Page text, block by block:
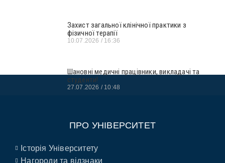
Захист загальної клінічної практики з
фізичної терапії
10.07.2026 16:36
Шановні медичні працівники, викладачі та
студенти!
27.07.2026 10:48
ПРО УНІВЕРСИТЕТ
Історія Університету
Нагороди та відзнаки